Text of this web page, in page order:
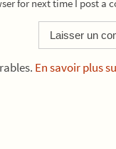
for next time I post a
En savoir plus